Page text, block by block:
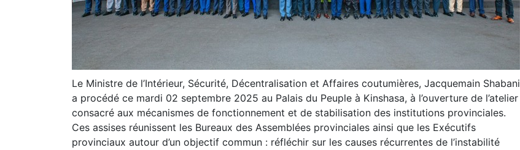
Le Ministre de l’Intérieur, Sécurité, Décentralisation et Affaires coutumières, Jacquemain Shabani
a procédé ce mardi 02 septembre 2025 au Palais du Peuple à Kinshasa, à l’ouverture de l’atelier
consacré aux mécanismes de fonctionnement et de stabilisation des institutions provinciales.
Ces assises réunissent les Bureaux des Assemblées provinciales ainsi que les Exécutifs
provinciaux autour d’un objectif commun : réfléchir sur les causes récurrentes de l’instabilité